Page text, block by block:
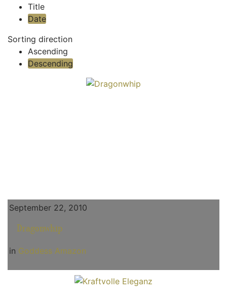
Title
Date
Sorting direction
Ascending
Descending
September 22, 2010
Dragonwhip
in Goddess Amazon